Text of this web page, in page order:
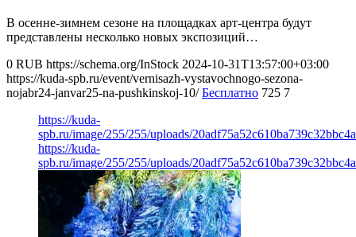
В осенне-зимнем сезоне на площадках арт-центра будут
представлены несколько новых экспозиций…
0 RUB https://schema.org/InStock 2024-10-31T13:57:00+03:00
https://kuda-spb.ru/event/vernisazh-vystavochnogo-sezona-
nojabr24-janvar25-na-pushkinskoj-10/ Бесплатно 725 7
https://kuda-
spb.ru/image/255/255/uploads/
https://kuda-
spb.ru/image/255/255/uploads/